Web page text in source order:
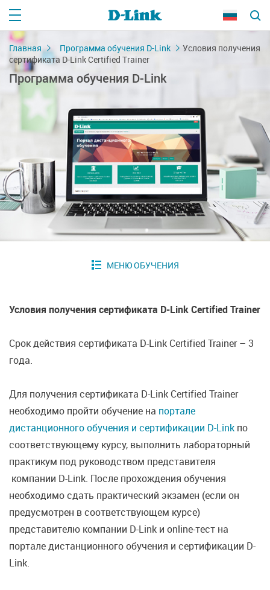
Главная Программа обучения D-Link
Условия получения
сертификата D-Link Certified Trainer
Программа обучения D-Link
Условия получения сертификата D-Link Certified Trainer
Срок действия сертификата D-Link Certified Trainer – 3
года.
Для получения сертификата D-Link Certified Trainer
необходимо пройти обучение на портале
дистанционного обучения и сертификации D-Link по
соответствующему курсу, выполнить лабораторный
практикум под руководством представителя
компании D-Link. После прохождения обучения
необходимо сдать практический экзамен (если он
предусмотрен в соответствующем курсе)
представителю компании D-Link и online-тест на
портале дистанционного обучения и сертификации D-
Link.